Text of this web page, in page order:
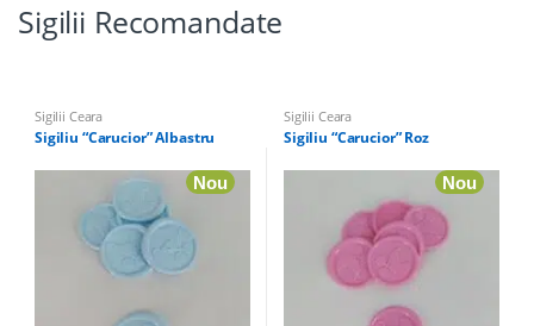
Sigilii Recomandate
Sigilii Ceara
Sigiliu “Carucior” Albastru
Nou
Sigilii Ceara
Sigiliu “Carucior” Roz
Nou